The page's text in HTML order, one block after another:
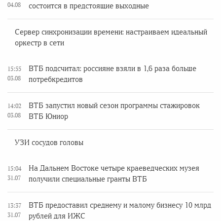
04.08
состоится в предстоящие выходные
Сервер синхронизации времени: настраиваем идеальный
оркестр в сети
15:55
03.08
ВТБ подсчитал: россияне взяли в 1,6 раза больше
потребкредитов
14:02
03.08
ВТБ запустил новый сезон программы стажировок
ВТБ Юниор
УЗИ сосудов головы
15:04
31.07
На Дальнем Востоке четыре краеведческих музея
получили специальные гранты ВТБ
13:37
31.07
ВТБ предоставил среднему и малому бизнесу 10 млрд
рублей для ИЖС